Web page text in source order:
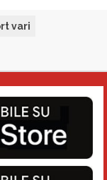
vari